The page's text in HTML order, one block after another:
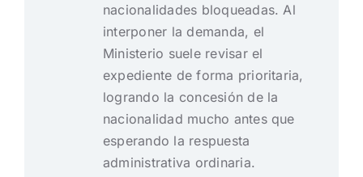
nacionalidades bloqueadas. Al
interponer la demanda, el
Ministerio suele revisar el
expediente de forma prioritaria,
logrando la concesión de la
nacionalidad mucho antes que
esperando la respuesta
administrativa ordinaria.